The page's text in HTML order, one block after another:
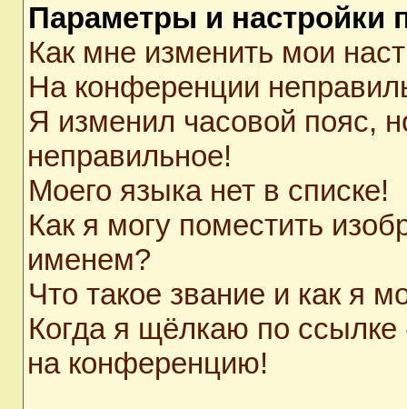
Параметры и настройки
Как мне изменить мои
На конференции
Я изменил часовой пояс,
неправильное!
Моего языка нет в списке!
Как я могу поместить
именем?
Что такое звание и как я
Когда я щёлкаю по ссылке
на конференцию!